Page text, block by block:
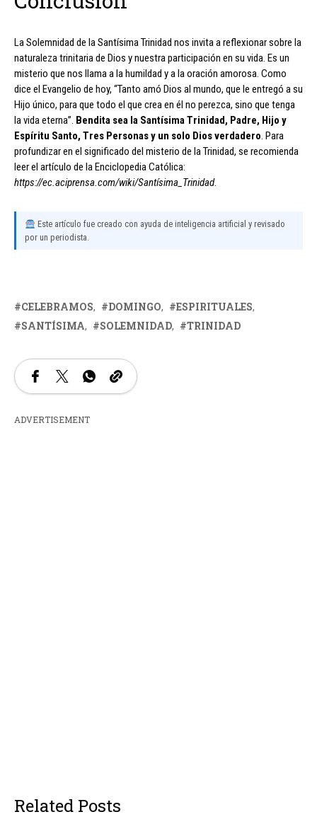
La Solemnidad de la Santísima Trinidad nos invita a reflexionar sobre la
naturaleza trinitaria de Dios y nuestra participación en su vida. Es un
misterio que nos llama a la humildad y a la oración amorosa. Como
dice el Evangelio de hoy, “Tanto amó Dios al mundo, que le entregó a su
Hijo único, para que todo el que crea en él no perezca, sino que tenga
la vida eterna”. Bendita sea la Santísima Trinidad, Padre, Hijo y
Espíritu Santo, Tres Personas y un solo Dios verdadero. Para
profundizar en el significado del misterio de la Trinidad, se recomienda
leer el artículo de la Enciclopedia Católica:
https://ec.aciprensa.com/wiki/Santísima_Trinidad.
Este artículo fue creado con ayuda de inteligencia artificial y revisado
por un periodista.
CELEBRAMOS DOMINGO
ESPIRITUALES
SANTÍSIMA
SOLEMNIDAD TRINIDAD
ADVERTISEMENT
Related Posts